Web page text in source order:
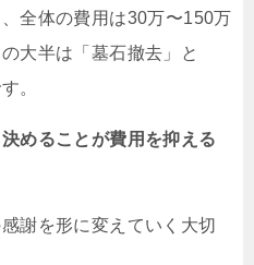
全体の費用は30万〜150万
大半は「墓石撤去」と
。
めることが費用を抑える
謝を形に変えていく大切